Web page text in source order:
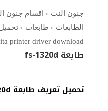
جنون النت > اقسام جنون
الطابعات > طابعات >
printer driver download
طابعة fs-1320d
تحميل تعريف طابعة fs-1320d